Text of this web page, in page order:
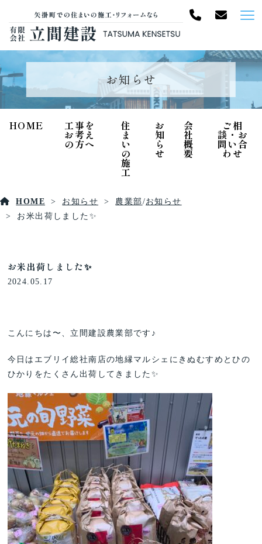
お知らせ
HOME 工事を
お考え
の方へ
住
ま
い
の
施
工
お
知
ら
せ
会
社
概
要
ご相
談・お
問い合
わせ
HOME お知らせ 農業部/お知らせ
お米出荷しました✨
お米出荷しました✨
2024.05.17
こんにちは〜、立間建設農業部です♪
今日はエブリイ総社南店の地縁マルシェにきぬむすめとひの
ひかりをたくさん出荷してきました✨